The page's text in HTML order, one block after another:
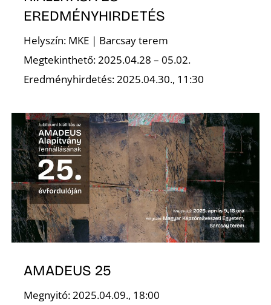
EREDMÉNYHIRDETÉS
Helyszín: MKE | Barcsay terem
Megtekinthető: 2025.04.28 – 05.02.
Eredményhirdetés: 2025.04.30., 11:30
AMADEUS 25
Megnyitó: 2025.04.09., 18:00